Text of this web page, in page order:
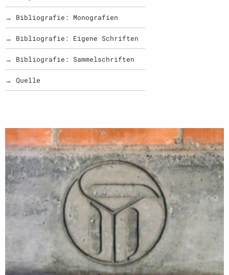
→ Bibliografie: Monografien
→ Bibliografie: Eigene Schriften
→ Bibliografie: Sammelschriften
→ Quelle